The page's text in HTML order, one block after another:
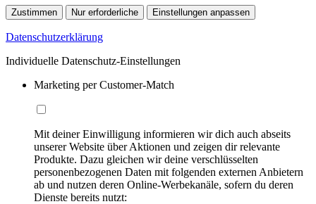
Zustimmen Nur erforderliche Einstellungen anpassen
Datenschutzerklärung
Individuelle Datenschutz-Einstellungen
Marketing per Customer-Match
Mit deiner Einwilligung informieren wir dich auch abseits
unserer Website über Aktionen und zeigen dir relevante
Produkte. Dazu gleichen wir deine verschlüsselten
personenbezogenen Daten mit folgenden externen Anbietern
ab und nutzen deren Online-Werbekanäle, sofern du deren
Dienste bereits nutzt: